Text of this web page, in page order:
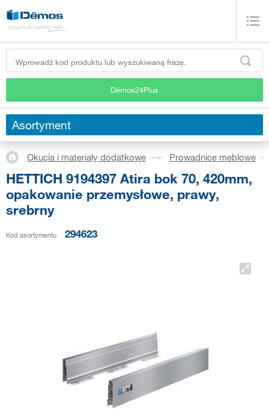
Démos24Plus
Asortyment
Okucia i materiały dodatkowe Prowadnice meblowe
HETTICH 9194397 Atira bok 70, 420mm,
opakowanie przemysłowe, prawy,
srebrny
Kod asortymentu 294623